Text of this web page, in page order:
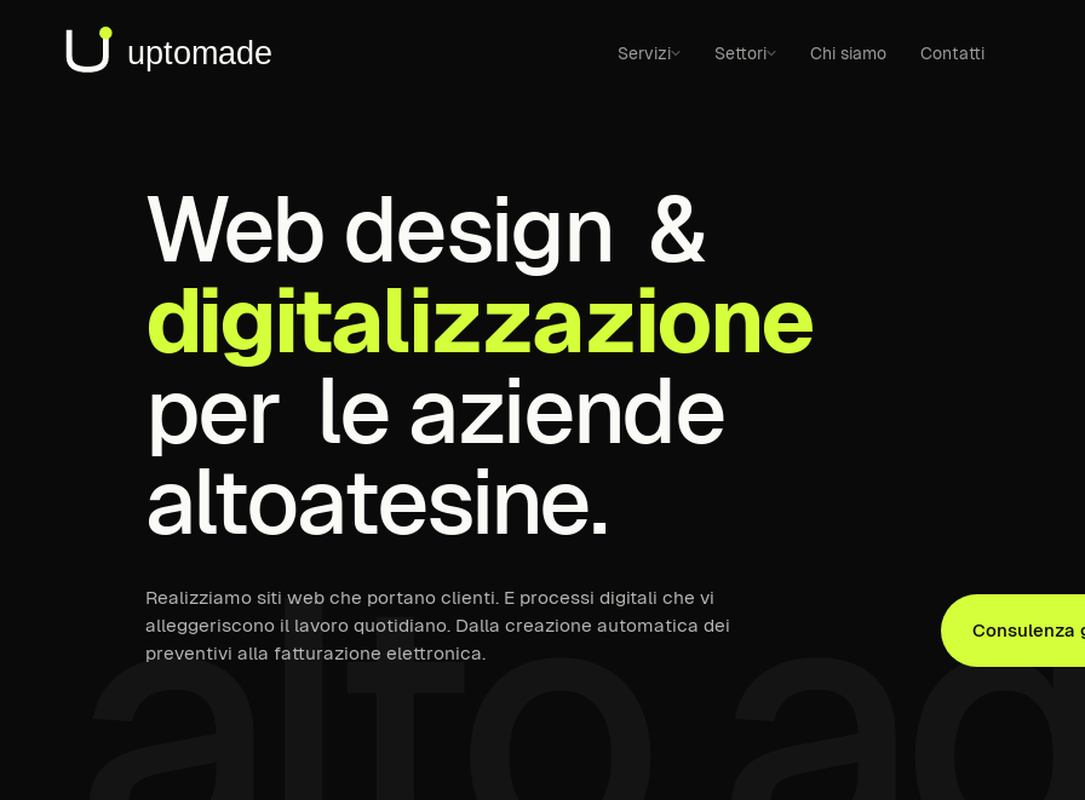
Servizi Settori Chi siamo Contatti
Web design &
digitalizzazione
per le aziende
altoatesine.
Realizziamo siti web che portano clienti. E processi digitali che vi
alleggeriscono il lavoro quotidiano. Dalla creazione automatica dei
preventivi alla fatturazione elettronica.
Consulenza